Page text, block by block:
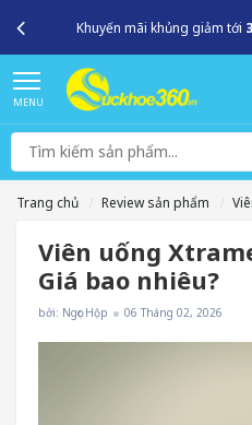
SUCKHOE360.VN – Kênh cung
tín, an toàn,
MENU
Trang chủ Review sản phẩm
Viên uống
Giá bao nhiêu?
bởi: Ngọc Hộp 06 Tháng 02, 2026